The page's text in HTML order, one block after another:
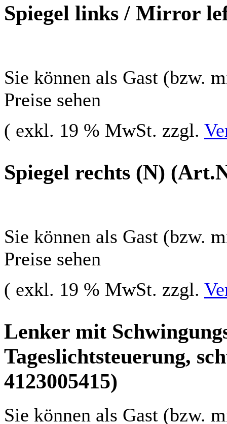
Spiegel links / Mirror
Sie können als Gast (bzw.
Preise sehen
( exkl. 19 % MwSt. zzgl.
Spiegel rechts (N)
Sie können als Gast (bzw.
Preise sehen
( exkl. 19 % MwSt. zzgl.
Lenker mit
Tageslichtsteuerung,
4123005415)
Sie können als Gast (bzw.